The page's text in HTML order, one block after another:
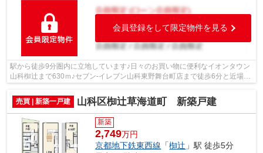
会員登録をして限定物件を見る
駅から徒歩9分圏内に立地しています♪日々のお買い物に便利なイオンタウン
山科椥辻まで630ｍ♪セブン-イレブン山科東野舞台町店まで徒歩6分と近場に
売買 | 新築一戸建
山科区椥辻草海道町 新築戸建
新築
2,749万円
京都地下鉄東西線 「椥辻 」駅 徒歩5分